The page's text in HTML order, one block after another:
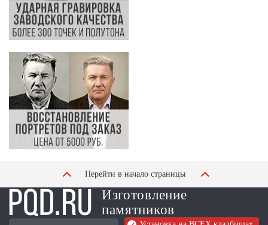
Перейти в начало страницы
Изготовление
памятников